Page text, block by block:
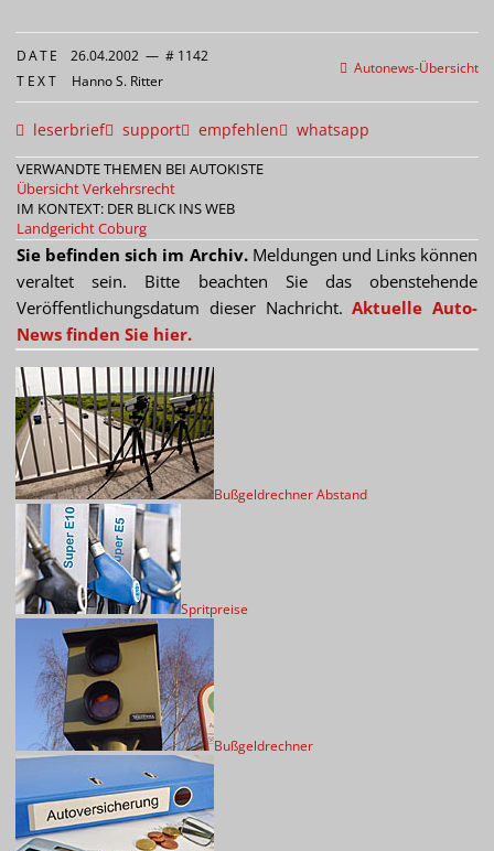
Autonews-Übersicht
DATE 26.04.2002 — # 1142
TEXT Hanno S. Ritter
leserbrief support empfehlen whatsapp
VERWANDTE THEMEN BEI AUTOKISTE
Übersicht Verkehrsrecht
IM KONTEXT: DER BLICK INS WEB
Landgericht Coburg
Sie befinden sich im Archiv.Meldungen und Links können
veraltet sein. Bitte beachten Sie das obenstehende
Veröffentlichungsdatum dieser Nachricht.Aktuelle Auto-
News finden Sie hier.
Bußgeldrechner Abstand
Spritpreise
Bußgeldrechner